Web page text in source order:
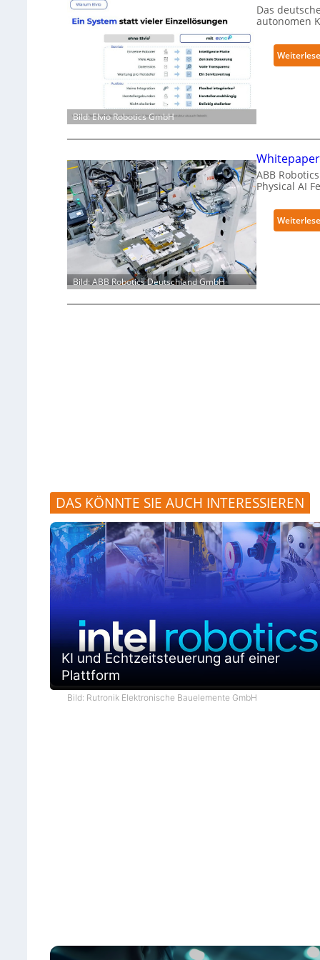
Bild: Elvio Robotics GmbH
Das
autonomen
Bild: ABB Robotics Deutschland GmbH
ABB
Physical AI
DAS KÖNNTE SIE AUCH INTERESSIEREN
KI und Echtzeitsteuerung auf einer
Plattform
Bild: Rutronik Elektronische Bauelemente GmbH